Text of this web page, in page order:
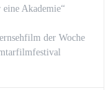
Akademie“
der Woche